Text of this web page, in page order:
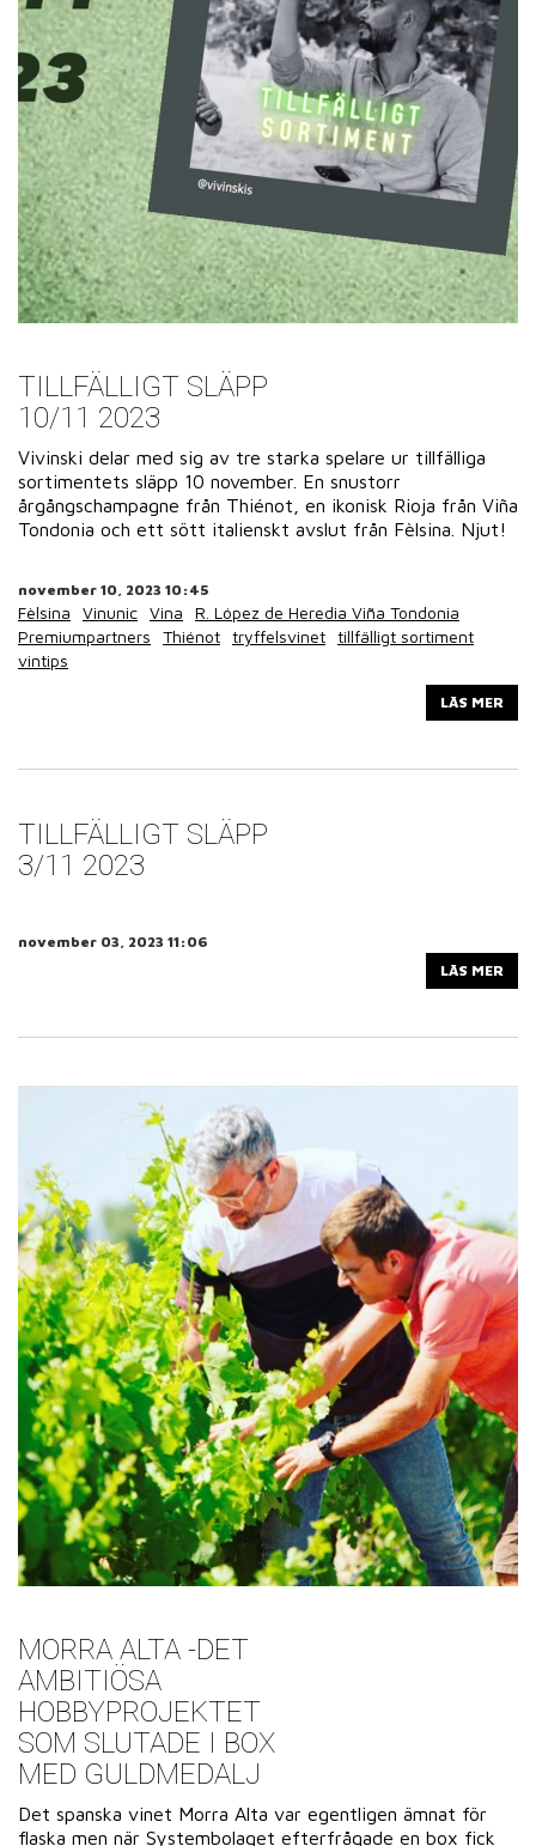
TILLFÄLLIGT SLÄPP
10/11 2023
Vivinski delar med sig av tre starka spelare ur tillfälliga
sortimentets släpp 10 november. En snustorr
årgångschampagne från Thiénot, en ikonisk Rioja från Viña
Tondonia och ett sött italienskt avslut från Fèlsina. Njut!
november 10, 2023 10:45
Fèlsina Vinunic Vina
R. López de Heredia Viña Tondonia
Premiumpartners
Thiénot tryffelsvinet tillfälligt sortiment
vintips
LÄS MER
TILLFÄLLIGT SLÄPP
3/11 2023
november 03, 2023 11:06
LÄS MER
MORRA ALTA -DET
AMBITIÖSA
HOBBYPROJEKTET
SOM SLUTADE I BOX
MED GULDMEDALJ
Det spanska vinet Morra Alta var egentligen ämnat för
flaska men när Systembolaget efterfrågade en box fick